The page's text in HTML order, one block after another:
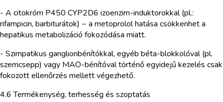
- A citokróm P450 CYP2D6 izoenzim-induktorokkal (pl.:
rifampicin, barbiturátok) − a metoprolol hatása csökkenhet a
hepatikus metabolizáció fokozódása miatt.
- Szimpatikus ganglionbénítókkal, egyéb béta-blokkolóval (pl.
szemcsepp) vagy MAO-bénítóval történő egyidejű kezelés csak
fokozott ellenőrzés mellett végezhető.
4.6 Termékenység, terhesség és szoptatás